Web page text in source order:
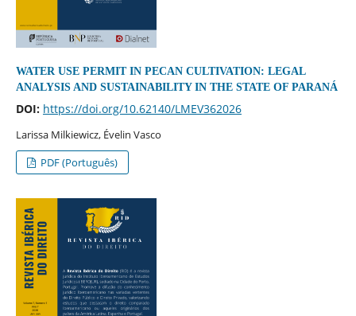
WATER USE PERMIT IN PECAN CULTIVATION: LEGAL
ANALYSIS AND SUSTAINABILITY IN THE STATE OF PARANÁ
DOI: https://doi.org/10.62140/LMEV362026
Larissa Milkiewicz, Évelin Vasco
PDF (Português)